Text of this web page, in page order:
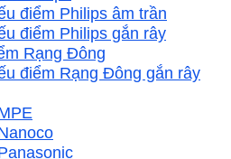
điểm Philips âm trần
điểm Philips gắn rây
Rạng Đông
điểm Rạng Đông gắn rây